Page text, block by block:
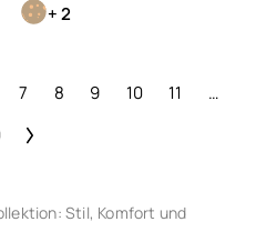
+ 2
7 8 9 10 11
…
Stil, Komfort und